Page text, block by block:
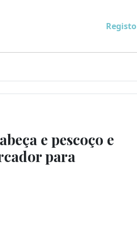
Registo
e pescoço e
para